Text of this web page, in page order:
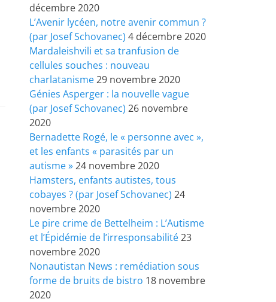
décembre 2020
L’Avenir lycéen, notre avenir commun ?
(par Josef Schovanec) 4 décembre 2020
Mardaleishvili et sa tranfusion de
cellules souches : nouveau
charlatanisme29 novembre 2020
Génies Asperger : la nouvelle vague
(par Josef Schovanec) 26 novembre
2020
Bernadette Rogé, le « personne avec »,
et les enfants « parasités par un
autisme »24 novembre 2020
Hamsters, enfants autistes, tous
cobayes ? (par Josef Schovanec) 24
novembre 2020
Le pire crime de Bettelheim : L’Autisme
et l’Épidémie de l’irresponsabilité23
novembre 2020
Nonautistan News : remédiation sous
forme de bruits de bistro 18 novembre
2020